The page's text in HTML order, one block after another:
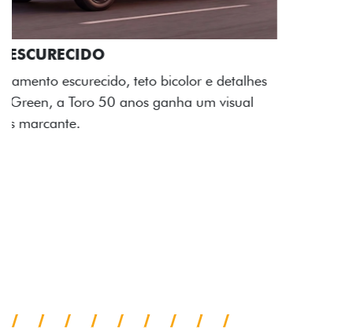
ADESIVOS ESTILIZADOS
Os adesivos aplicados no capô e nas laterais
reforçam a identidade única dessa edição para lá de
comemorativa.